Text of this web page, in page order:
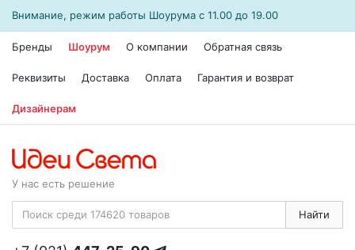
Внимание, режим работы Шоурума с 11.00 до 19.00
Бренды Шоурум О компании Обратная связь
Реквизиты Доставка Оплата Гарантия и возврат
Дизайнерам
У нас есть решение
Найти